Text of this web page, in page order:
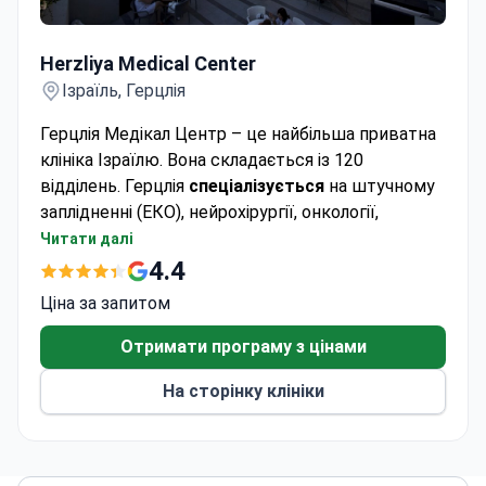
Herzliya Medical Center
Ізраїль, Герцлія
Герцлія Медікал Центр – це найбільша приватна
клініка Ізраїлю. Вона складається із 120
відділень. Герцлія спеціалізується на штучному
заплідненні (ЕКО), нейрохірургії, онкології,
кардіохірургії.
За якість послуг клініка отримала
Ізраїлю .
Щорічно у лікарні проводятьпонад 20 000
операцій.
Читати далі
4.4
Ціна за запитом
Отримати програму з цінами
На сторінку клініки